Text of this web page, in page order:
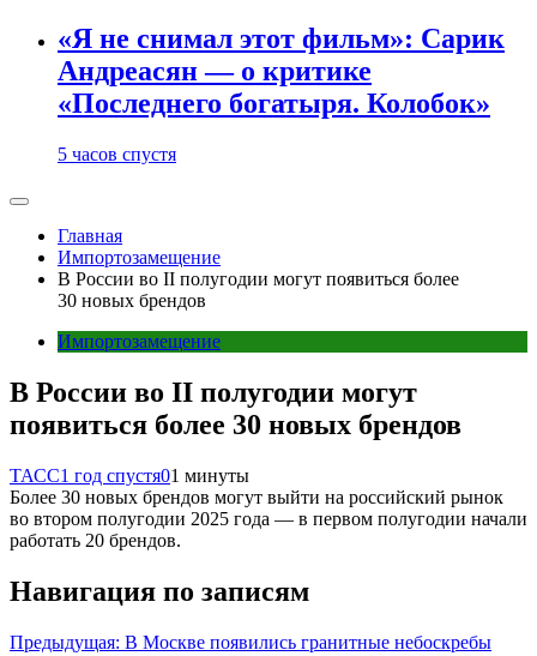
«Я не снимал этот фильм»: Сарик
Андреасян — о критике
«Последнего богатыря. Колобок»
5 часов спустя
Главная
Импортозамещение
В России во II полугодии могут появиться более
30 новых брендов
Импортозамещение
В России во II полугодии могут
появиться более 30 новых брендов
ТАСС1 год спустя01 минуты
Более 30 новых брендов могут выйти на российский рынок
во втором полугодии 2025 года — в первом полугодии начали
работать 20 брендов.
Навигация по записям
Предыдущая: В Москве появились гранитные небоскребы